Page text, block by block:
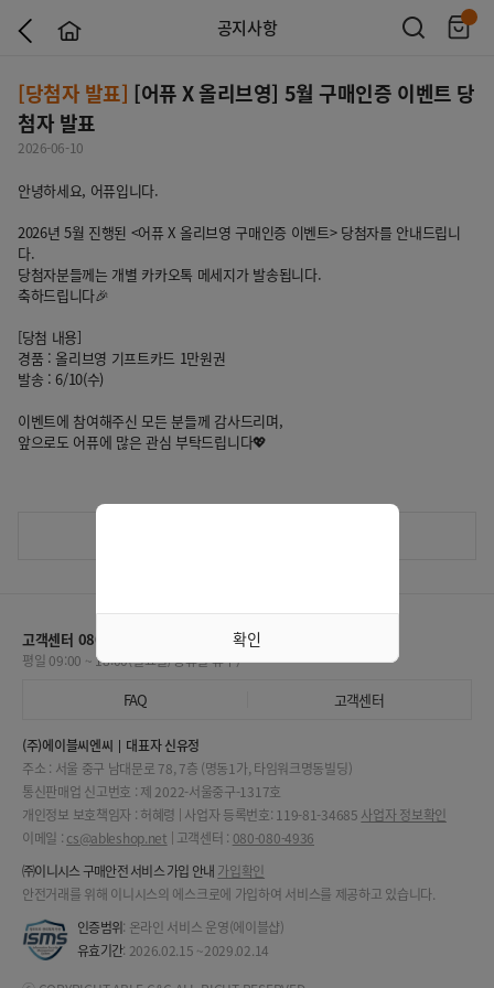
공지사항
[당첨자 발표] [어퓨 X 올리브영] 5월 구매인증 이벤트 당
첨자 발표
2026-06-10
안녕하세요, 어퓨입니다.
2026년 5월 진행된 <어퓨 X 올리브영 구매인증 이벤트> 당첨자를 안내드립니
다.
당첨자분들께는 개별 카카오톡 메세지가 발송됩니다.
축하드립니다🎉
[당첨 내용]
경품 : 올리브영 기프트카드 1만원권
발송 : 6/10(수)
이벤트에 참여해주신 모든 분들께 감사드리며,
앞으로도 어퓨에 많은 관심 부탁드립니다💖
고객센터 080-080-4936
평일 09:00 ~ 18:00(일요일/공휴일 휴무)
FAQ 고객센터
(주)에이블씨엔씨
대표자 신유정
주소 : 서울 중구 남대문로 78, 7층 (명동1가, 타임워크명동빌딩)
통신판매업 신고번호 : 제 2022-서울중구-1317호
개인정보 보호책임자 : 허혜령 사업자 등록번호: 119-81-34685 사업자 정보확인
이메일 : cs@ableshop.net 고객센터 : 080-080-4936
㈜이니시스 구매안전 서비스 가입 안내 가입확인
안전거래를 위해 이니시스의 에스크로에 가입하여 서비스를 제공하고 있습니다.
인증범위: 온라인 서비스 운영(에이블샵)
유효기간: 2026.02.15 ~2029.02.14
확인